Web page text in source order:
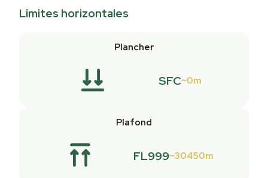
Limites horizontales
Plancher
SFC 0m
Plafond
FL999 30450m